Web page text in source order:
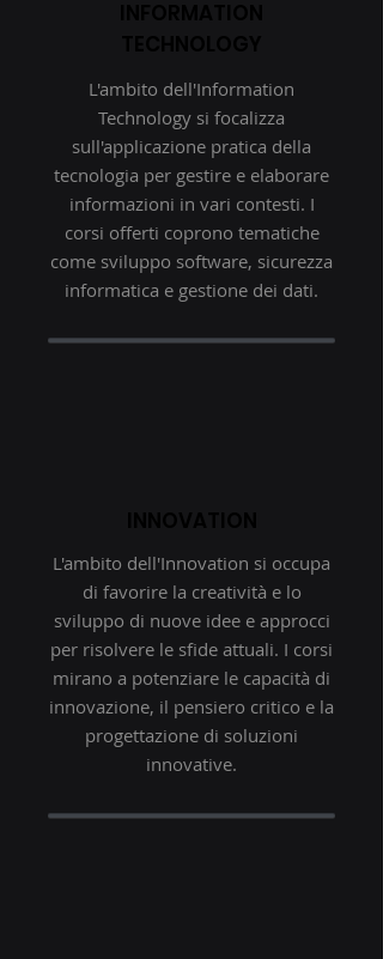
L'ambito dell'Information
Technology si focalizza
sull'applicazione pratica della
tecnologia per gestire e elaborare
informazioni in vari contesti. I
corsi offerti coprono tematiche
come sviluppo software, sicurezza
informatica e gestione dei dati.
L'ambito dell'Innovation si occupa
di favorire la creatività e lo
sviluppo di nuove idee e approcci
per risolvere le sfide attuali. I corsi
mirano a potenziare le capacità di
innovazione, il pensiero critico e la
progettazione di soluzioni
innovative.